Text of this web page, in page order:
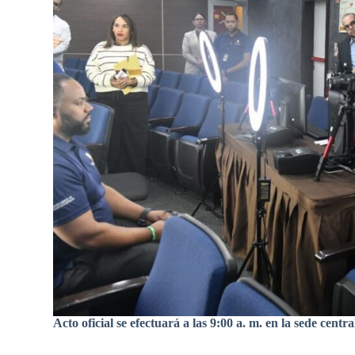
Acto oficial se efectuará a las 9:00 a. m. en la sede